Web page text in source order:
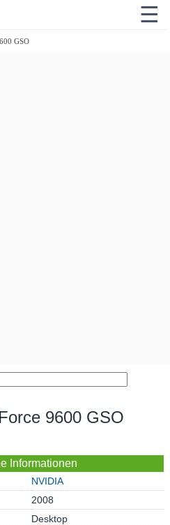
☰
GSO
9600 GSO
Informationen
NVIDIA
2008
Desktop